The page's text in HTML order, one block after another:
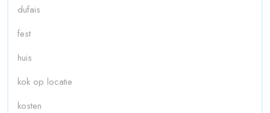
dufais
fest
huis
kok op locatie
kosten